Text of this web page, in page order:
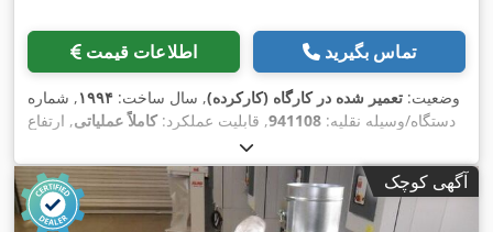
اطلاعات قیمت تماس بگیرید
وضعیت: تعمیر شده در کارگاه (کارکرده), سال ساخت: ۱۹۹۴, شماره
دستگاه/وسیله نقلیه: 941108, قابلیت عملکرد:کاملاً عملیاتی, ارتفاع
, طول کل:۲٬۵۸۰ میلی‌متر
میلی‌متر,
آگهی کوچک